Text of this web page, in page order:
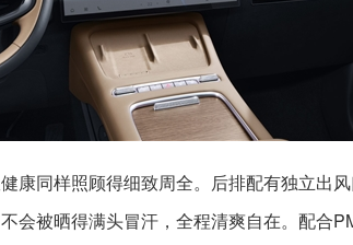
康同样照顾得细致周全。后排配有独立出
会被晒得满头冒汗，全程清爽自在。配合